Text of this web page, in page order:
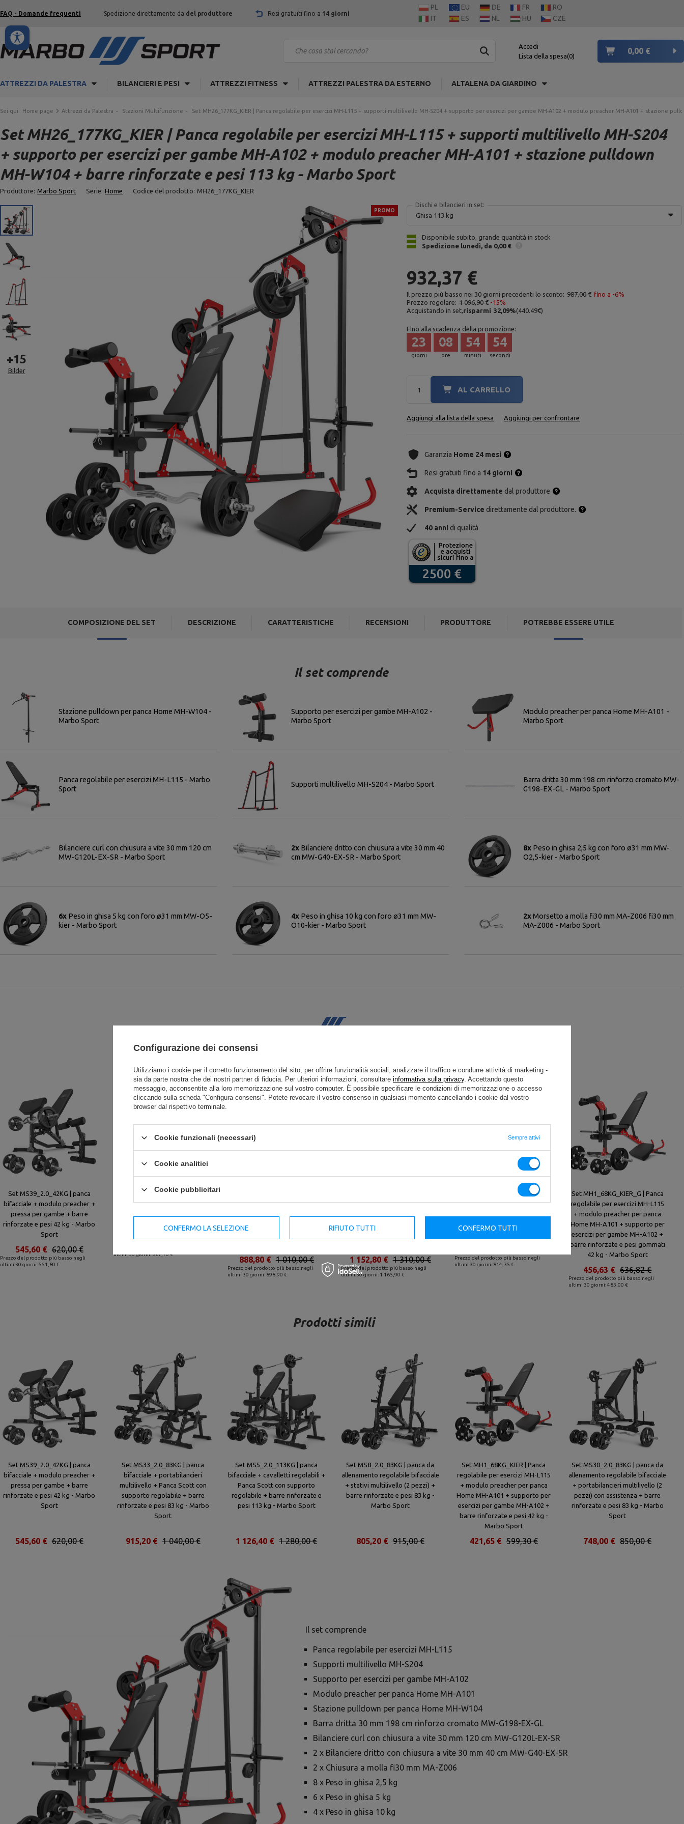
FAQ - Domande frequenti Spedizione direttamente da del produttore Resi gratuiti fino a 14 giorni
PL EU DE FR
RO
IT
ES NL HU CZE
Accedi
Lista della spesa 0
0,00 €
ATTREZZI DA PALESTRA BILANCIERI E PESI ATTREZZI FITNESS ATTREZZI PALESTRA DA ESTERNO ALTALENA DA GIARDINO
Sei qui: Home page Attrezzi da Palestra Stazioni Multifunzione Set MH26_177KG_KIER | Panca regolabile per esercizi MH-L115 + supporti multilivello MH-S204 + supporto per esercizi per gambe MH-A102 + modulo preacher MH-A101 + stazione
Set MH26_177KG_KIER | Panca regolabile per esercizi MH-L115 + supporti multilivello MH-S204
+ supporto per esercizi per gambe MH-A102 + modulo preacher MH-A101 + stazione pulldown
MH-W104 + barre rinforzate e pesi 113 kg - Marbo Sport
Produttore: Marbo Sport Serie: Home Codice del prodotto: MH26_177KG_KIER
+15
Bilder
PROMO
Dischi e bilancieri in set:
Ghisa 113 kg
Disponibile subito, grande quantità in stock
Spedizione lunedì da 0,00 €
932,37 €
Il prezzo più basso nei 30 giorni precedenti lo sconto: 987,00 € fino a -6%
Prezzo regolare: 1 096,90 € -15%
Acquistando in set,risparmi 32,09%(440.49€)
Fino alla scadenza della promozione:
giorni
23
ore
08
minuti
54
secondi
53
AL CARRELLO
Aggiungi alla lista della spesa Aggiungi per confrontare
Garanzia Home 24 mesi
Resi gratuiti fino a 14 giorni
Acquista direttamente dal produttore
Premium-Service direttamente dal produttore.
40 anni di qualità
COMPOSIZIONE DEL SET DESCRIZIONE CARATTERISTICHE RECENSIONI PRODUTTORE POTREBBE ESSERE UTILE
Il set comprende
Stazione pulldown per panca Home MH-W104 -
Marbo Sport
Supporto per esercizi per gambe MH-A102 -
Marbo Sport
Modulo preacher per panca Home MH-A101 -
Marbo Sport
Panca regolabile per esercizi MH-L115 - Marbo
Sport
Supporti multilivello MH-S204 - Marbo Sport
Barra dritta 30 mm 198 cm rinforzo cromato MW-
G198-EX-GL - Marbo Sport
Bilanciere curl con chiusura a vite 30 mm 120 cm
MW-G120L-EX-SR - Marbo Sport
2x Bilanciere dritto con chiusura a vite 30 mm 40
cm MW-G40-EX-SR - Marbo Sport
8x Peso in ghisa 2,5 kg con foro ø31 mm MW-
O2,5-kier - Marbo Sport
6x Peso in ghisa 5 kg con foro ø31 mm MW-O5-
kier - Marbo Sport
4x Peso in ghisa 10 kg con foro ø31 mm MW-
O10-kier - Marbo Sport
2xMorsetto a molla fi30 mm MA-Z006 fi30 mm
MA-Z006 - Marbo Sport
Set MS39_2.0_42KG | panca
bifacciale + modulo preacher +
pressa per gambe + barre
rinforzate e pesi 42 kg - Marbo
Sport
Prezzo del prodotto più basso negli
ultimi 30 giorni: 551,80 €
620,00 €
545,60 €
Set MS24_2.0_83KG | panca
bifacciale + stativi multilivello (2
83 kg - Marbo Sport
ultimi 30 giorni: 827,70 €
930,00 €
818,40 €
bifacciale + cavalletti da palestra
della distanza + barre rinforzate
Prezzo del prodotto più basso negli
ultimi 30 giorni: 898,90 €
1 010,00 €
888,80 €
bifacciale + cavalletti da palestra
gambe + stazione pulldown +
Prezzo del prodotto più basso negli
ultimi 30 giorni: 1 165,90 €
1 310,00 €
1 152,80 €
Set MS8_2.0_83KG | panca da
allenamento regolabile bifacciale
barre rinforzate e pesi 83 kg -
Prezzo del prodotto più basso negli
ultimi 30 giorni: 814,35 €
Set MH1_68KG_KIER_G | Panca
regolabile per esercizi MH-L115
+ modulo preacher per panca
Home MH-A101 + supporto per
esercizi per gambe MH-A102 +
barre rinforzate e pesi gommati
42 kg - Marbo Sport
Prezzo del prodotto più basso negli
ultimi 30 giorni: 483,00 €
636,82 €
456,63 €
Prodotti simili
Set MS39_2.0_42KG | panca
bifacciale + modulo preacher +
pressa per gambe + barre
rinforzate e pesi 42 kg - Marbo
Sport
620,00 €
545,60 €
Set MS33_2.0_83KG | panca
bifacciale + portabilancieri
multilivello + Panca Scott con
supporto regolabile + barre
rinforzate e pesi 83 kg - Marbo
Sport
1 040,00 €
915,20 €
Set MS5_2.0_113KG | panca
bifacciale + cavalletti regolabili +
Panca Scott con supporto
regolabile + barre rinforzate e
pesi 113 kg - Marbo Sport
1 280,00 €
1 126,40 €
Set MS8_2.0_83KG | panca da
allenamento regolabile bifacciale
+ stativi multilivello (2 pezzi) +
barre rinforzate e pesi 83 kg -
Marbo Sport
915,00 €
805,20 €
Set MH1_68KG_KIER | Panca
regolabile per esercizi MH-L115
+ modulo preacher per panca
Home MH-A101 + supporto per
esercizi per gambe MH-A102 +
barre rinforzate e pesi 42 kg -
Marbo Sport
599,30 €
421,65 €
Set MS30_2.0_83KG | panca da
allenamento regolabile bifacciale
+ portabilancieri multilivello (2
pezzi) con assistenza + barre
rinforzate e pesi 83 kg - Marbo
Sport
850,00 €
748,00 €
Il set comprende
Panca regolabile per esercizi MH-L115
Supporti multilivello MH-S204
Supporto per esercizi per gambe MH-A102
Modulo preacher per panca Home MH-A101
Stazione pulldown per panca Home MH-W104
Barra dritta 30 mm 198 cm rinforzo cromato MW-G198-EX-GL
Bilanciere curl con chiusura a vite 30 mm 120 cm MW-G120L-EX-SR
2 x Bilanciere dritto con chiusura a vite 30 mm 40 cm MW-G40-EX-SR
2 x Chiusura a molla fi30 mm MA-Z006
8 x Peso in ghisa 2,5 kg
6 x Peso in ghisa 5 kg
4 x Peso in ghisa 10 kg
Configurazione dei consensi
Utilizziamo i cookie per il corretto funzionamento del sito, per offrire funzionalità sociali, analizzare il traffico e condurre attività di marketing -
sia da parte nostra che dei nostri partner di fiducia. Per ulteriori informazioni, consultare informativa sulla privacy. Accettando questo
messaggio, acconsentite alla loro memorizzazione sul vostro computer. È possibile specificare le condizioni di memorizzazione o accesso
cliccando sulla scheda "Configura consensi". Potete revocare il vostro consenso in qualsiasi momento cancellando i cookie dal vostro
browser dal rispettivo terminale.
Cookie funzionali (necessari) Sempre attivi
Cookie analitici
Cookie pubblicitari
CONFERMO LA SELEZIONE RIFIUTO TUTTI CONFERMO TUTTI